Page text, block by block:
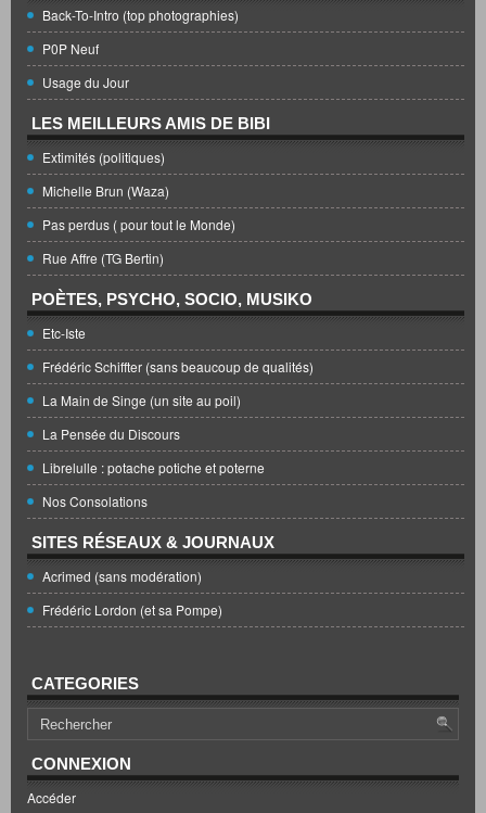
Back-To-Intro (top photographies)
P0P Neuf
Usage du Jour
LES MEILLEURS AMIS DE BIBI
Extimités (politiques)
Michelle Brun (Waza)
Pas perdus ( pour tout le Monde)
Rue Affre (TG Bertin)
POÈTES, PSYCHO, SOCIO, MUSIKO
Etc-Iste
Frédéric Schiffter (sans beaucoup de qualités)
La Main de Singe (un site au poil)
La Pensée du Discours
Librelulle : potache potiche et poterne
Nos Consolations
SITES RÉSEAUX & JOURNAUX
Acrimed (sans modération)
Frédéric Lordon (et sa Pompe)
CATEGORIES
CONNEXION
Accéder